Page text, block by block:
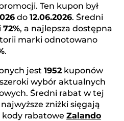
Ten kupon był
do 12.06.2026. Średni
72%, a najlepsza dostępna
marki odnotowano
.
jest 1952 kuponów
wybór aktualnych
Średni rabat w tej
najwyższe zniżki sięgają
kody rabatowe Zalando